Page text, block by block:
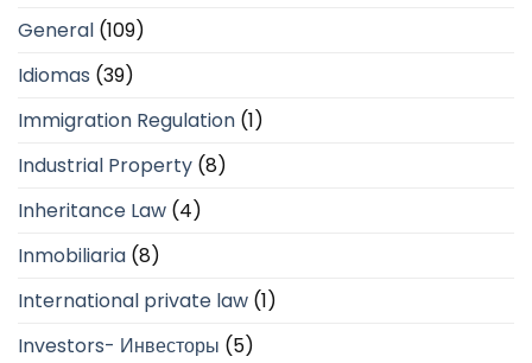
General (109)
Idiomas (39)
Immigration Regulation (1)
Industrial Property (8)
Inheritance Law (4)
Inmobiliaria (8)
International private law (1)
Investors- Инвесторы (5)